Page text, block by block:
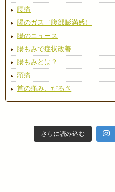
腰痛
腸のガス（腹部膨満感）
腸のニュース
腸もみで症状改善
腸もみとは？
頭痛
首の痛み、だるさ
さらに読み込む